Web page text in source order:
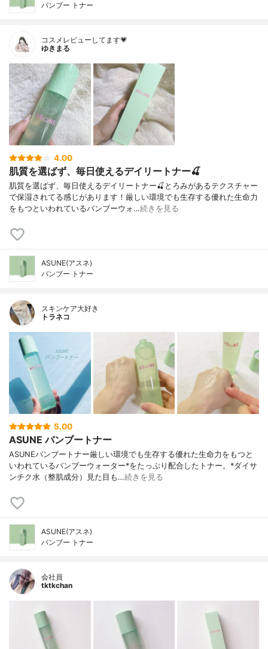
バンブー トナー
コスメレビューしてます💗
ゆきまる
4.00
肌質を選ばず、毎日使えるデイリートナー🍒
肌質を選ばず、毎日使えるデイリートナー🍒とろみがあるテクスチャー
で保湿されてる感じがあります！厳しい環境でも生存する優れた生命力
をもつといわれているバンブーウォ…続きを見る
ASUNE(アスネ)
バンブー トナー
スキンケア大好き
トラネコ
5.00
ASUNE バンブートナー
ASUNEバンブートナー厳しい環境でも生存する優れた生命力をもつと
いわれているバンブーウォーター*をたっぷり配合したトナー。*ダイサ
ンチク水（整肌成分）見た目も…続きを見る
ASUNE(アスネ)
バンブー トナー
会社員
tktkchan